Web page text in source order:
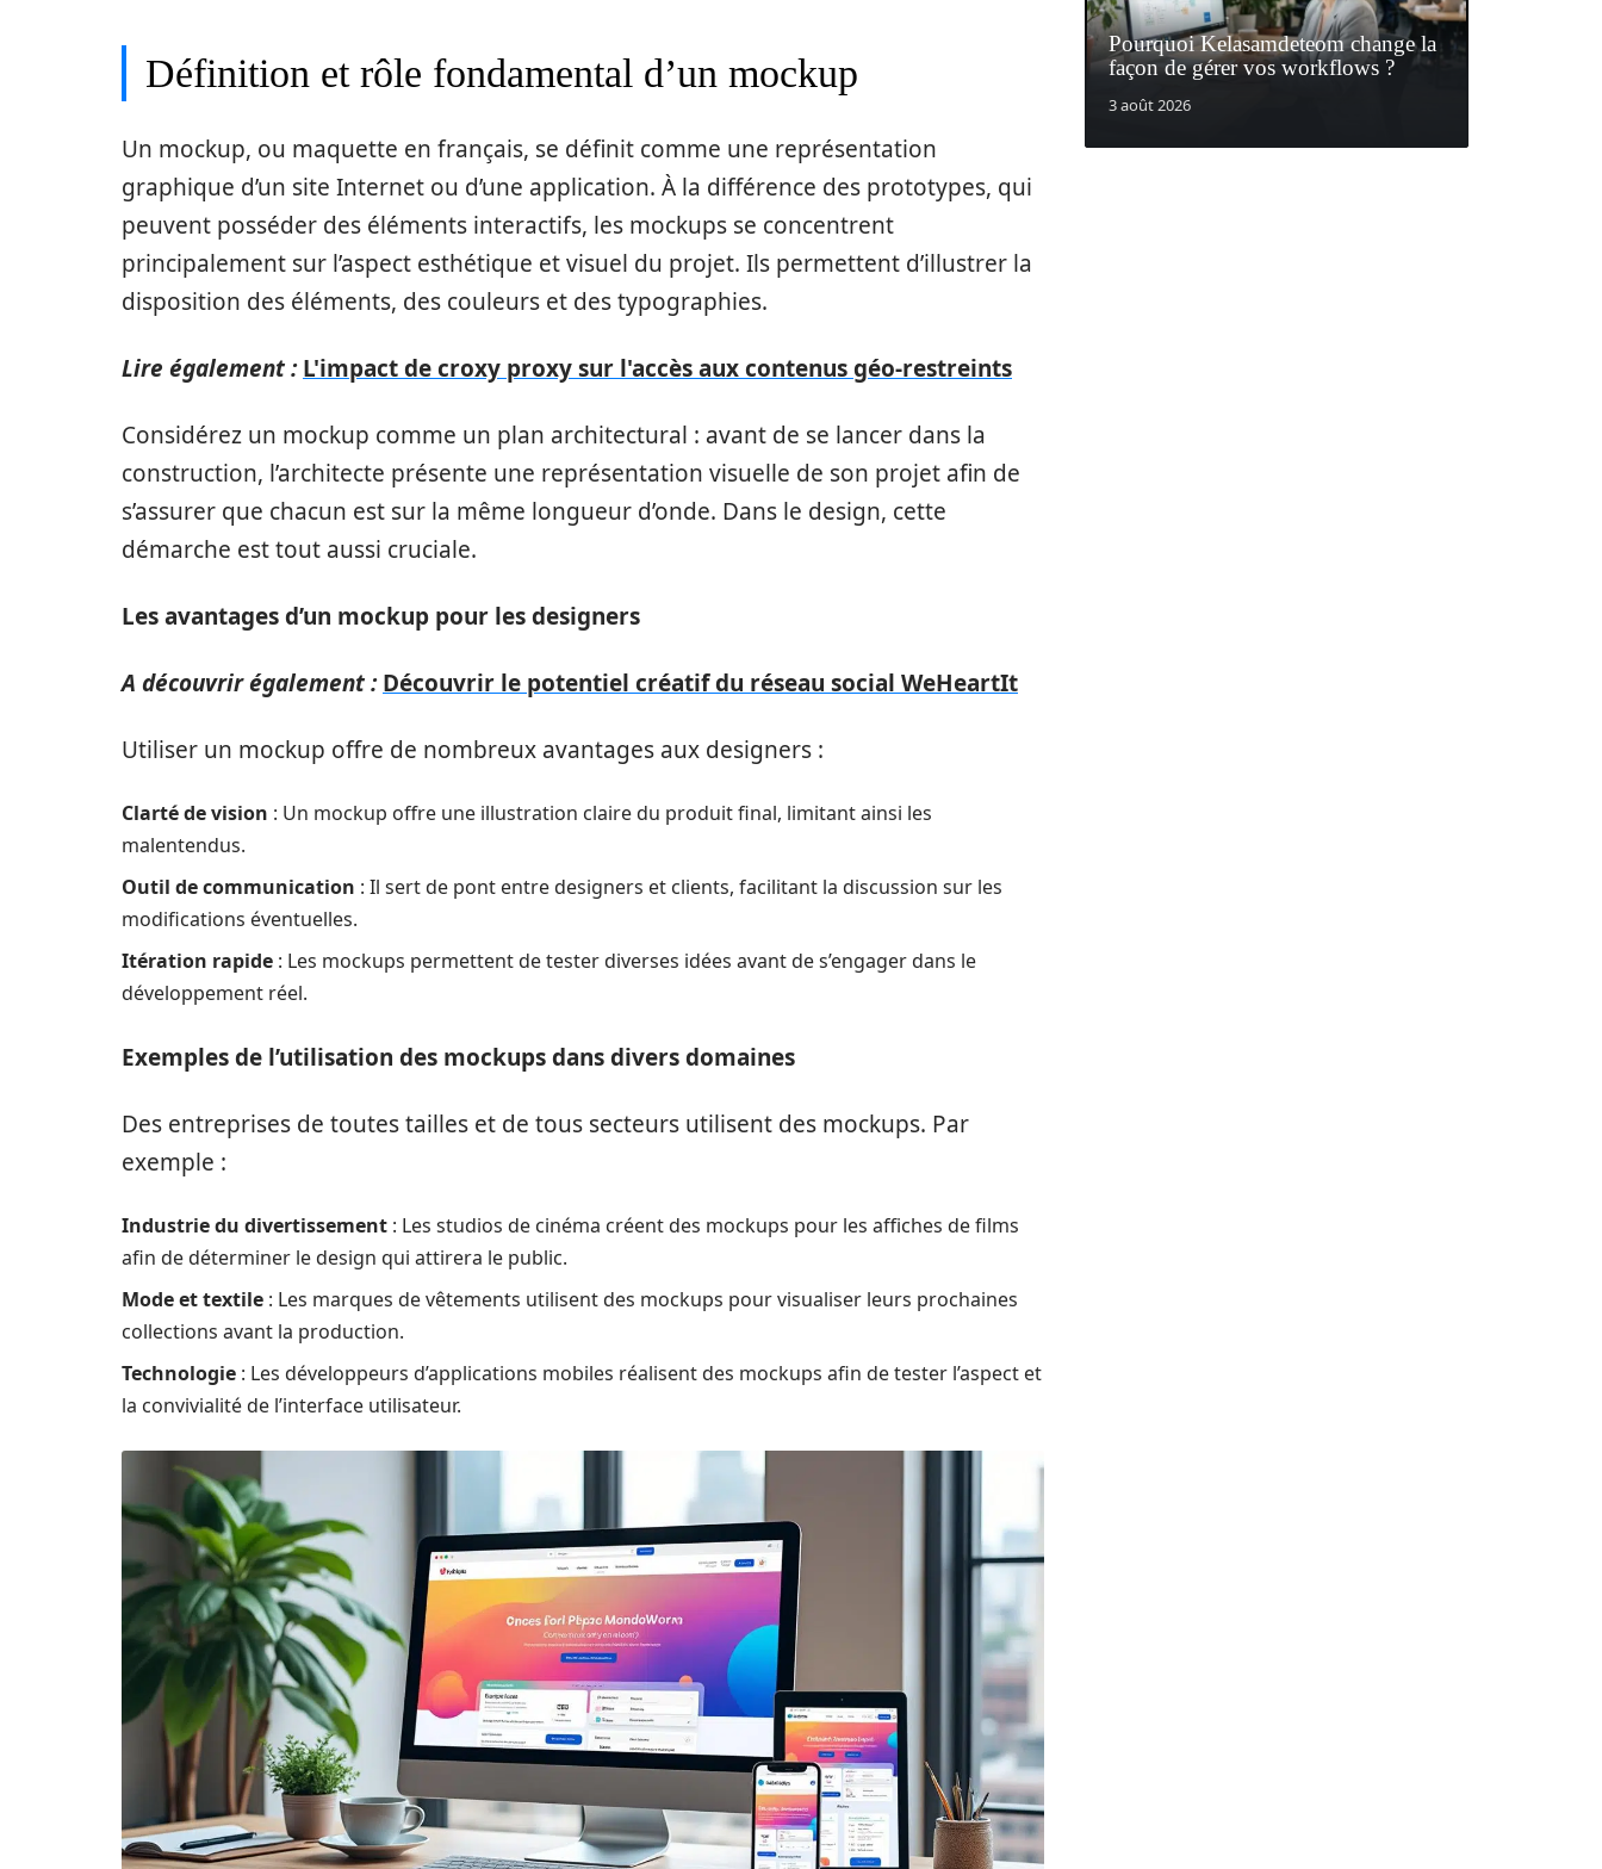
Définition et rôle fondamental d’un mockup
Un mockup, ou maquette en français, se définit comme une représentation
graphique d’un site Internet ou d’une application. À la différence des prototypes, qui
peuvent posséder des éléments interactifs, les mockups se concentrent
principalement sur l’aspect esthétique et visuel du projet. Ils permettent d’illustrer la
disposition des éléments, des couleurs et des typographies.
Lire également : L'impact de croxy proxy sur l'accès aux contenus géo-restreints
Considérez un mockup comme un plan architectural : avant de se lancer dans la
construction, l’architecte présente une représentation visuelle de son projet afin de
s’assurer que chacun est sur la même longueur d’onde. Dans le design, cette
démarche est tout aussi cruciale.
Les avantages d’un mockup pour les designers
A découvrir également : Découvrir le potentiel créatif du réseau social WeHeartIt
Utiliser un mockup offre de nombreux avantages aux designers :
Clarté de vision : Un mockup offre une illustration claire du produit final, limitant ainsi les
malentendus.
Outil de communication : Il sert de pont entre designers et clients, facilitant la discussion sur les
modifications éventuelles.
Itération rapide : Les mockups permettent de tester diverses idées avant de s’engager dans le
développement réel.
Exemples de l’utilisation des mockups dans divers domaines
Des entreprises de toutes tailles et de tous secteurs utilisent des mockups. Par
exemple :
Industrie du divertissement : Les studios de cinéma créent des mockups pour les affiches de films
afin de déterminer le design qui attirera le public.
Mode et textile : Les marques de vêtements utilisent des mockups pour visualiser leurs prochaines
collections avant la production.
Technologie : Les développeurs d’applications mobiles réalisent des mockups afin de tester l’aspect et
la convivialité de l’interface utilisateur.
Pourquoi Kelasamdeteom change la
façon de gérer vos workflows ?
3 août 2026